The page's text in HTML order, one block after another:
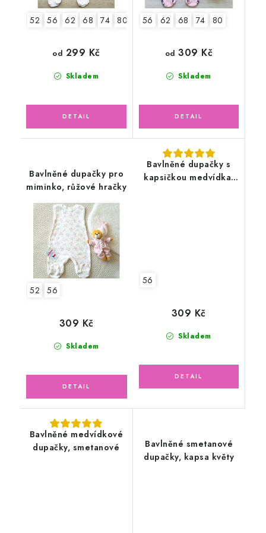
52 56 62 68 74 80
Skladem
od 299 Kč
56 62 68 74 80
Skladem
od 309 Kč
Bavlněné dupačky pro
miminko, růžové hračky
52 56
Skladem
309 Kč
Bavlněné dupačky s
kapsičkou medvídka,
56
Skladem
309 Kč
Bavlněné medvídkové
dupačky, smetanové
Bavlněné smetanové
dupačky, kapsa květy